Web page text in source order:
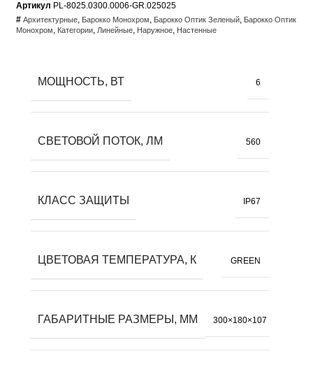
Артикул PL-8025.0300.0006-GR.025025
# Архитектурные, Барокко Монохром, Барокко Оптик Зеленый, Барокко Оптик
Монохром, Категории, Линейные, Наружное, Настенные
МОЩНОСТЬ, ВТ 6
СВЕТОВОЙ ПОТОК, ЛМ 560
КЛАСС ЗАЩИТЫ IP67
ЦВЕТОВАЯ ТЕМПЕРАТУРА, К GREEN
ГАБАРИТНЫЕ РАЗМЕРЫ, ММ 300×180×107